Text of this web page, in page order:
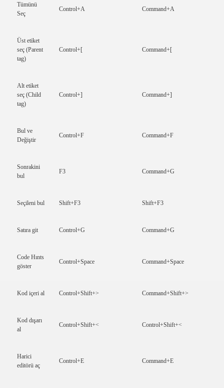
Tümünü
Seç
Control+A Command+A
Üst etiket
seç (Parent
tag)
Control+[ Command+[
Alt etiket
seç (Child
tag)
Control+] Command+]
Bul ve
Değiştir
Control+F Command+F
Sonrakini
bul
F3 Command+G
Seçileni bul Shift+F3 Shift+F3
Satıra git Control+G Command+G
Code Hınts
göster
Control+Space Command+Space
Kod içeri al Control+Shift+> Command+Shift+>
Kod dışarı
al
Control+Shift+< Control+Shift+<
Harici
editörü aç
Control+E Command+E